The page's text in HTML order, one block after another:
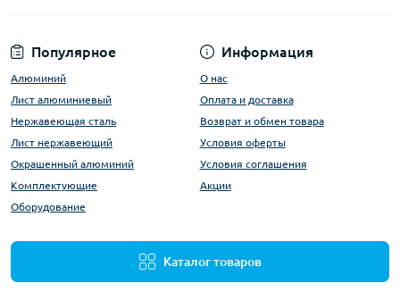
Популярное
Алюминий
Лист алюминиевый
Нержавеющая сталь
Лист нержавеющий
Окрашенный алюминий
Комплектующие
Оборудование
Информация
О нас
Оплата и доставка
Возврат и обмен товара
Условия оферты
Условия соглашения
Акции
Каталог товаров